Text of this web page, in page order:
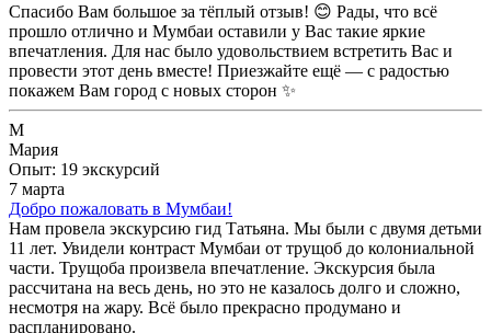
Спасибо Вам большое за тёплый отзыв! 😊 Рады, что всё
прошло отлично и Мумбаи оставили у Вас такие яркие
впечатления. Для нас было удовольствием встретить Вас и
провести этот день вместе! Приезжайте ещё — с радостью
покажем Вам город с новых сторон ✨
М
Мария
Опыт: 19 экскурсий
7 марта
Добро пожаловать в Мумбаи!
Нам провела экскурсию гид Татьяна. Мы были с двумя детьми
11 лет. Увидели контраст Мумбаи от трущоб до колониальной
части. Трущоба произвела впечатление. Экскурсия была
рассчитана на весь день, но это не казалось долго и сложно,
несмотря на жару. Всё было прекрасно продумано и
распланировано.